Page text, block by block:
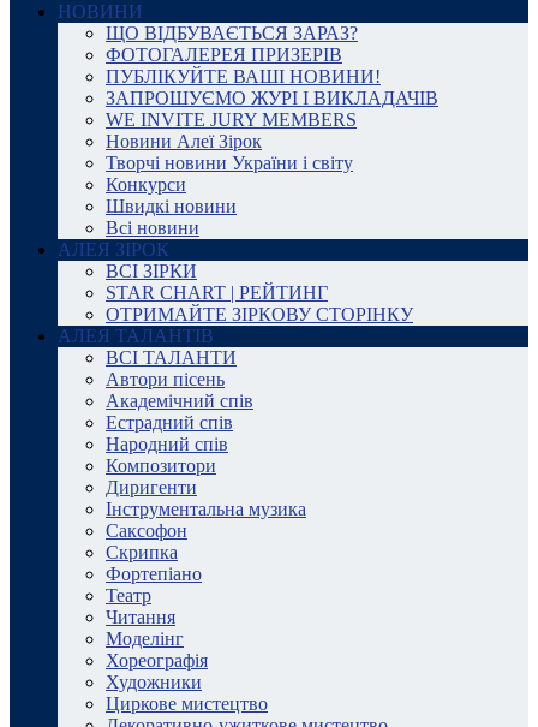
НОВИНИ
ЩО ВІДБУВАЄТЬСЯ ЗАРАЗ?
ФОТОГАЛЕРЕЯ ПРИЗЕРІВ
ПУБЛІКУЙТЕ ВАШІ НОВИНИ!
ЗАПРОШУЄМО ЖУРІ І ВИКЛАДАЧІВ
WE INVITE JURY MEMBERS
Новини Алеї Зірок
Творчі новини України і світу
Конкурси
Швидкі новини
Всі новини
АЛЕЯ ЗІРОК
ВСІ ЗІРКИ
STAR CHART | РЕЙТИНГ
ОТРИМАЙТЕ ЗІРКОВУ СТОРІНКУ
АЛЕЯ ТАЛАНТІВ
ВСІ ТАЛАНТИ
Автори пісень
Академічний спів
Естрадний спів
Народний спів
Композитори
Диригенти
Інструментальна музика
Саксофон
Скрипка
Фортепіано
Театр
Читання
Моделінг
Хореографія
Художники
Циркове мистецтво